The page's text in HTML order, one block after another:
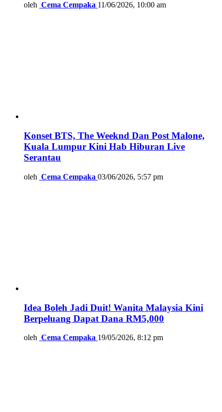
oleh Cema Cempaka 11/06/2026, 10:00 am
Konset BTS, The Weeknd Dan Post Malone,
Kuala Lumpur Kini Hab Hiburan Live
Serantau
oleh Cema Cempaka 03/06/2026, 5:57 pm
Idea Boleh Jadi Duit! Wanita Malaysia Kini
Berpeluang Dapat Dana RM5,000
oleh Cema Cempaka 19/05/2026, 8:12 pm